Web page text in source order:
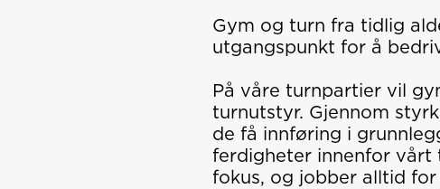
Gym og turn fra tidlig
utgangspunkt for å
På våre turnpartier vil
turnutstyr. Gjennom
de få innføring i
ferdigheter innenfor vårt
fokus, og jobber alltid